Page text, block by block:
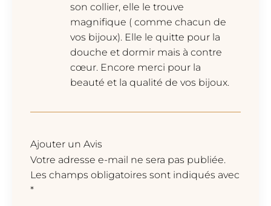
son collier, elle le trouve
magnifique ( comme chacun de
vos bijoux). Elle le quitte pour la
douche et dormir mais à contre
cœur. Encore merci pour la
beauté et la qualité de vos bijoux.
Ajouter un Avis
Votre adresse e-mail ne sera pas publiée.
Les champs obligatoires sont indiqués avec
*